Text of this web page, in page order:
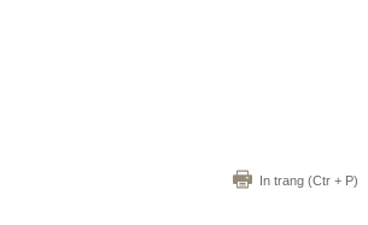
In trang (Ctr + P)